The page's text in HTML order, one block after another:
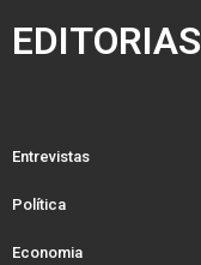
EDITORIAS
Entrevistas
Política
Economia